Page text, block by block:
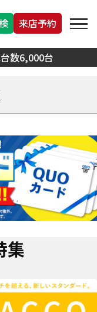
数6,000台
来店予約
集